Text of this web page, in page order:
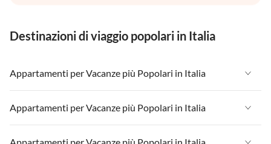
Destinazioni di viaggio popolari in Italia
Appartamenti per Vacanze più Popolari in Italia
Appartamenti per Vacanze in Italia
Appartamenti per Vacanze in Liguria
Appartamenti per Vacanze più Popolari in Italia
Appartamenti per Vacanze in Italia